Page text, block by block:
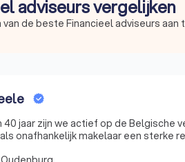
adviseurs vergelijken
de beste Financieel adviseurs aan
40 jaar zijn we actief op de Belgische
onafhankelijk makelaar een sterke